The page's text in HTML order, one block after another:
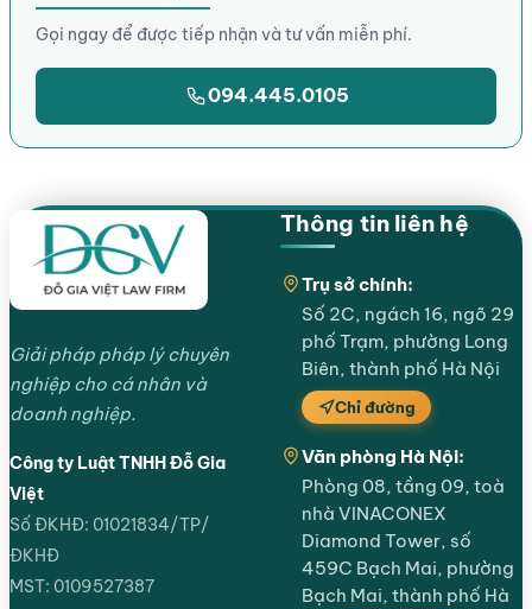
Gọi ngay để được tiếp nhận và tư vấn miễn phí.
094.445.0105
Giải pháp pháp lý chuyên
nghiệp cho cá nhân và
doanh nghiệp.
Công ty Luật TNHH Đỗ Gia
Việt
Số ĐKHĐ: 01021834/TP/
ĐKHĐ
MST: 0109527387
Thông tin liên hệ
Trụ sở chính:
Số 2C, ngách 16, ngõ 29
phố Trạm, phường Long
Biên, thành phố Hà Nội
Chỉ đường
Văn phòng Hà Nội:
Phòng 08, tầng 09, toà
nhà VINACONEX
Diamond Tower, số
459C Bạch Mai, phường
Bạch Mai, thành phố Hà